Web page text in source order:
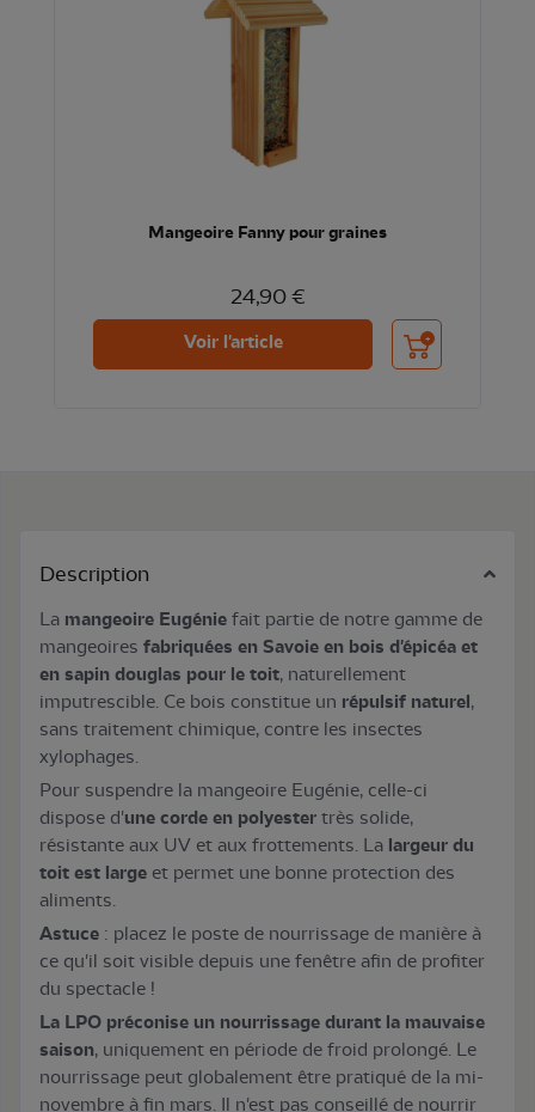
Mangeoire Fanny pour graines
24,90 €
Voir l'article Ajouter au panier
Description
La mangeoire Eugénie fait partie de notre gamme de
mangeoires fabriquées en Savoie en bois d'épicéa et
en sapin douglas pour le toit, naturellement
imputrescible. Ce bois constitue un répulsif naturel,
sans traitement chimique, contre les insectes
xylophages.
Pour suspendre la mangeoire Eugénie, celle-ci
dispose d'une corde en polyester très solide,
résistante aux UV et aux frottements. La largeur du
toit est large et permet une bonne protection des
aliments.
Astuce : placez le poste de nourrissage de manière à
ce qu'il soit visible depuis une fenêtre afin de profiter
du spectacle !
La LPO préconise un nourrissage durant la mauvaise
saison, uniquement en période de froid prolongé. Le
nourrissage peut globalement être pratiqué de la mi-
novembre à fin mars. Il n'est pas conseillé de nourrir